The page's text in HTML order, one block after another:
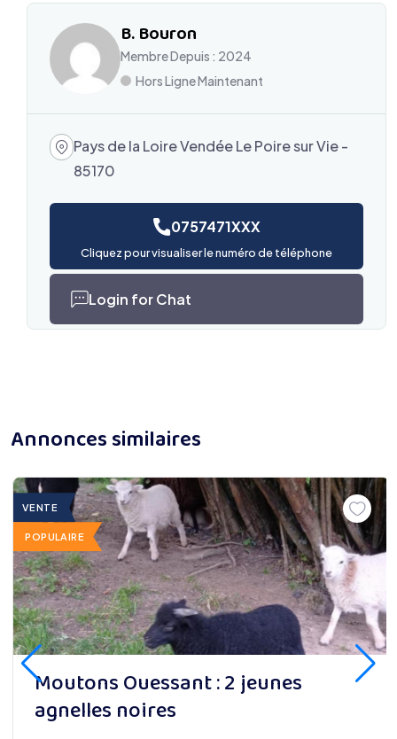
B. Bouron
Membre Depuis : 2024
Hors Ligne Maintenant
Pays de la Loire Vendée Le Poire sur Vie -
85170
0757471XXX
Cliquez pour visualiser le numéro de téléphone
Login for Chat
Annonces similaires
VENTE
POPULAIRE
Moutons Ouessant : 2 jeunes
agnelles noires